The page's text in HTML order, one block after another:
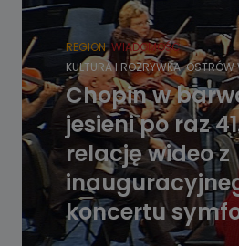
REGION WIADOMOŚCI
KULTURA I ROZRYWKA OSTRÓW
Chopin w
jesieni po raz
relację wideo z
koncertu